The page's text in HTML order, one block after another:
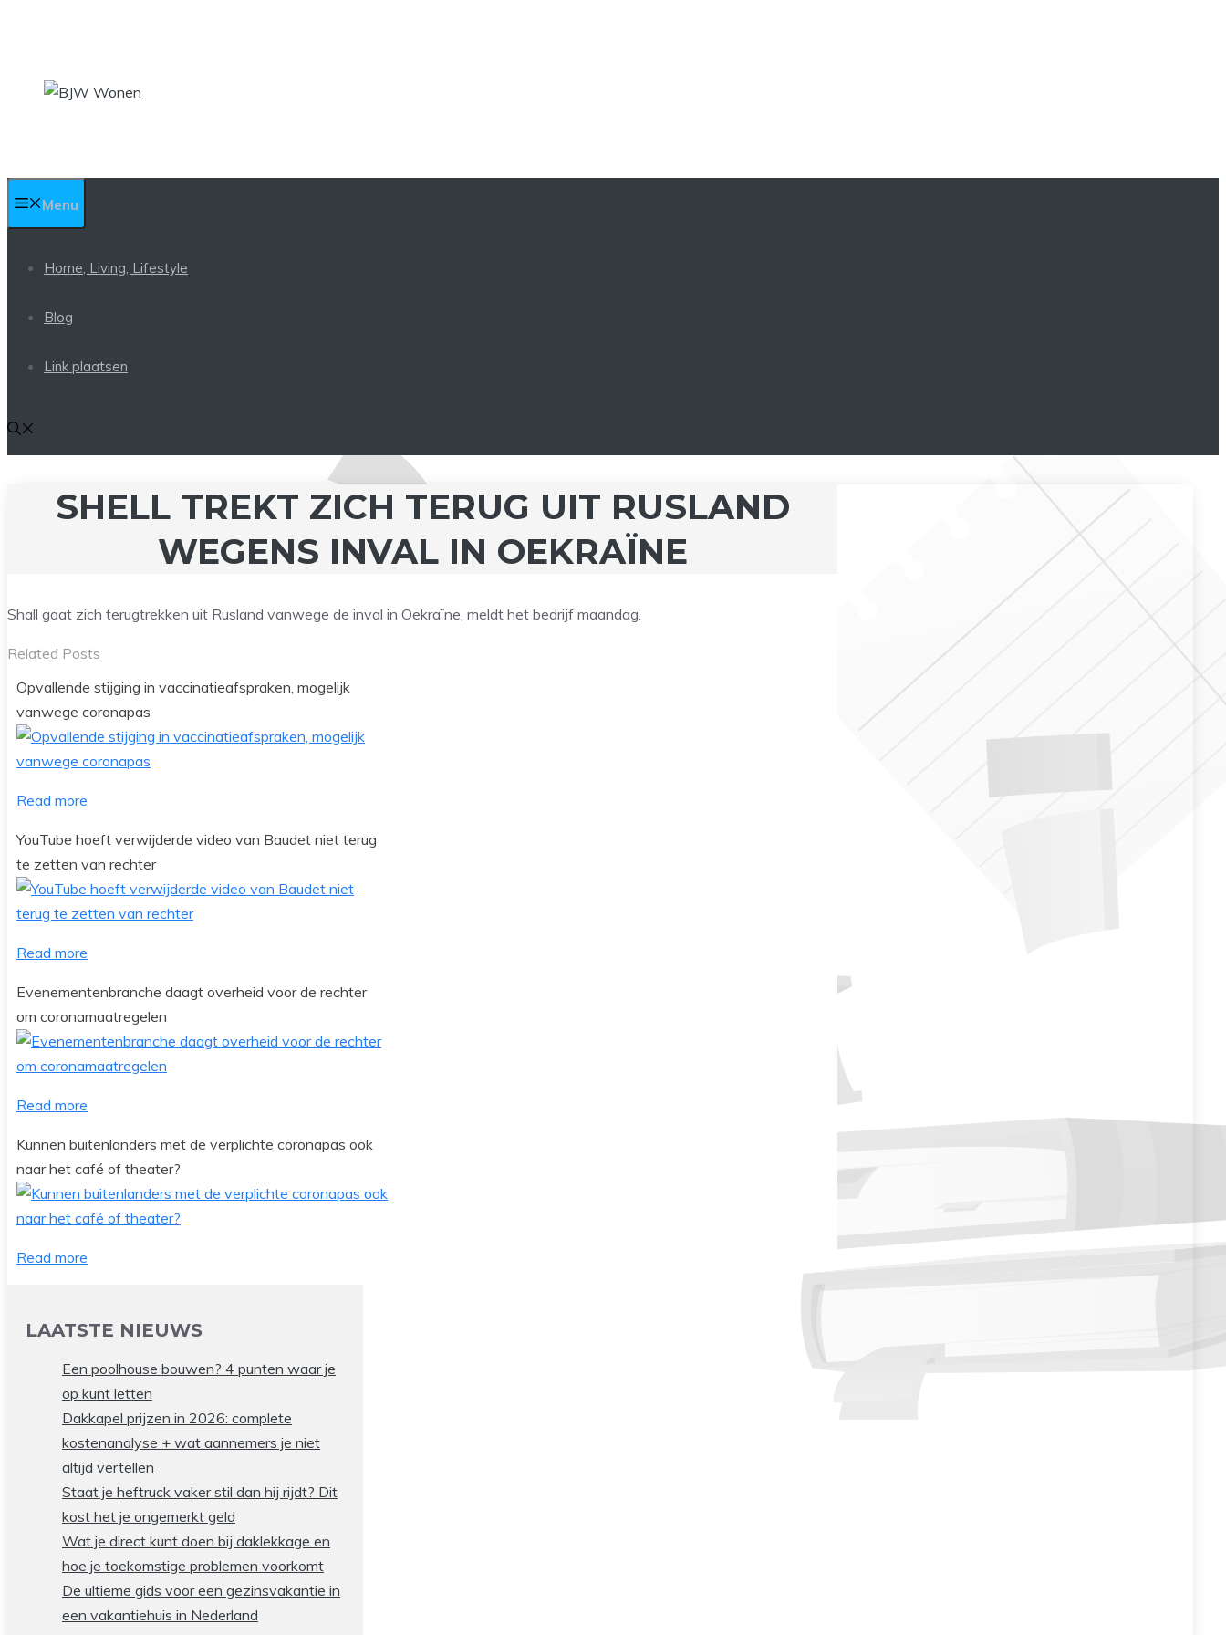
inhoud
Menu
Home, Living, Lifestyle
Blog
Link plaatsen
SHELL TREKT ZICH TERUG UIT RUSLAND
WEGENS INVAL IN OEKRAÏNE
Shall gaat zich terugtrekken uit Rusland vanwege de inval in Oekraïne, meldt het bedrijf maandag.
Related Posts
Opvallende stijging in vaccinatieafspraken, mogelijk
vanwege coronapas
Read more
YouTube hoeft verwijderde video van Baudet niet terug
te zetten van rechter
Read more
Evenementenbranche daagt overheid voor de rechter
om coronamaatregelen
Read more
Kunnen buitenlanders met de verplichte coronapas ook
naar het café of theater?
Read more
LAATSTE NIEUWS
Een poolhouse bouwen? 4 punten waar je
op kunt letten
Dakkapel prijzen in 2026: complete
kostenanalyse + wat aannemers je niet
altijd vertellen
Staat je heftruck vaker stil dan hij rijdt? Dit
kost het je ongemerkt geld
Wat je direct kunt doen bij daklekkage en
hoe je toekomstige problemen voorkomt
De ultieme gids voor een gezinsvakantie in
een vakantiehuis in Nederland